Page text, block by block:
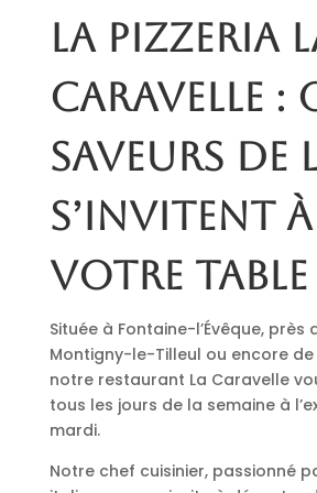
La pizzeria
Caravelle :
saveurs de
s’invitent à
votre table
Située à Fontaine-l’Évêque, près
Montigny-le-Tilleul ou encore de
notre restaurant La Caravelle
tous les jours de la semaine à
mardi.
Notre chef cuisinier, passionné